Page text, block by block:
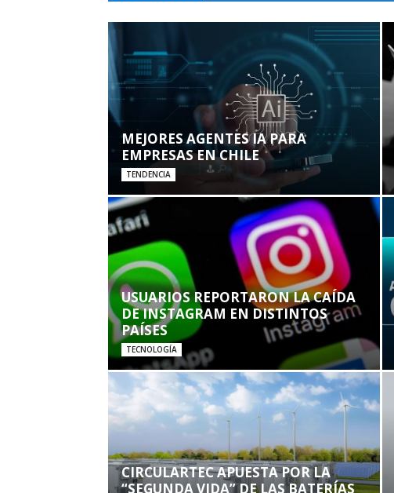
MEJORES AGENTES IA PARA
EMPRESAS EN CHILE
TENDENCIA
USUARIOS REPORTARON LA CAÍDA
DE INSTAGRAM EN DISTINTOS
PAÍSES
TECNOLOGÍA
CIRCULARTEC APUESTA POR LA
“SEGUNDA VIDA” DE LAS BATERÍAS